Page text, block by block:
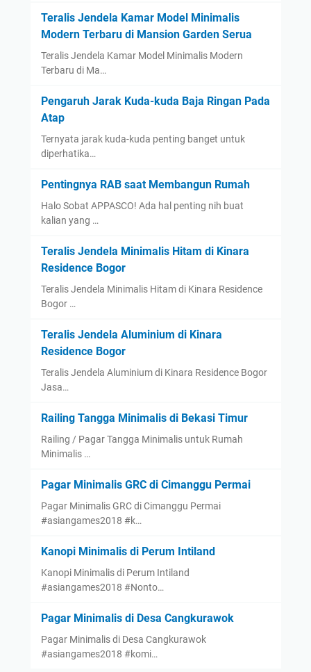
Teralis Jendela Kamar Model Minimalis
Modern Terbaru di Mansion Garden Serua
Teralis Jendela Kamar Model Minimalis Modern
Terbaru di Ma…
Pengaruh Jarak Kuda-kuda Baja Ringan Pada
Atap
Ternyata jarak kuda-kuda penting banget untuk
diperhatika…
Pentingnya RAB saat Membangun Rumah
Halo Sobat APPASCO! Ada hal penting nih buat
kalian yang …
Teralis Jendela Minimalis Hitam di Kinara
Residence Bogor
Teralis Jendela Minimalis Hitam di Kinara Residence
Bogor …
Teralis Jendela Aluminium di Kinara
Residence Bogor
Teralis Jendela Aluminium di Kinara Residence Bogor
Jasa…
Railing Tangga Minimalis di Bekasi Timur
Railing / Pagar Tangga Minimalis untuk Rumah
Minimalis …
Pagar Minimalis GRC di Cimanggu Permai
Pagar Minimalis GRC di Cimanggu Permai
#asiangames2018 #k…
Kanopi Minimalis di Perum Intiland
Kanopi Minimalis di Perum Intiland
#asiangames2018 #Nonto…
Pagar Minimalis di Desa Cangkurawok
Pagar Minimalis di Desa Cangkurawok
#asiangames2018 #komi…